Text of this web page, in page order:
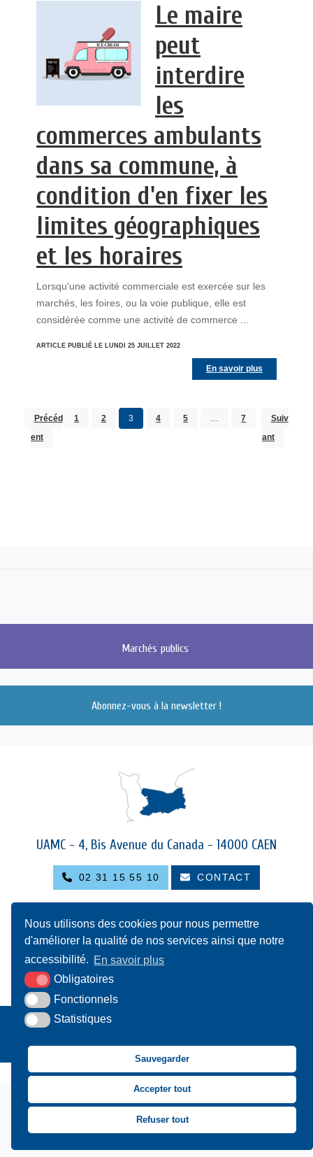
Nous utilisons des cookies pour nous permettre
d'améliorer la qualité de nos services ainsi que notre
accessibilité. En savoir plus
Obligatoires
Fonctionnels
Statistiques
Sauvegarder
Accepter tout
Refuser tout
Le maire
peut
interdire
les
commerces ambulants
dans sa commune, à
condition d'en fixer les
limites géographiques
et les horaires
Lorsqu'une activité commerciale est exercée sur les
marchés, les foires, ou la voie publique, elle est
considérée comme une activité de commerce ...
ARTICLE PUBLIÉ LE LUNDI 25 JUILLET 2022
En savoir plus
Précéd
ent
1 2 3 4 5 … 7
Suiv
ant
Marchés publics
Abonnez-vous à la newsletter !
UAMC - 4, Bis Avenue du Canada - 14000 CAEN
02 31 15 55 10 CONTACT
Suivez-nous sur Facebook
Suivez-nous sur X
Suivez-nous sur LinkedIn
Suivez-nous sur